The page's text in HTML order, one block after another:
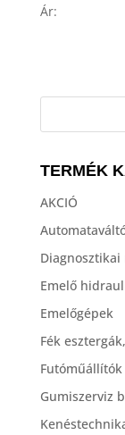
Ár:
TERMÉK
AKCIÓ
Diagnosztikai
Emelő
Emelőgépek
Fék
Futóműállítók
Gumiszerviz